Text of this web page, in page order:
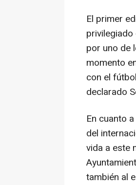
El primer
por uno de
momento
con el
declarado
En cuanto
del
vida a este
también al